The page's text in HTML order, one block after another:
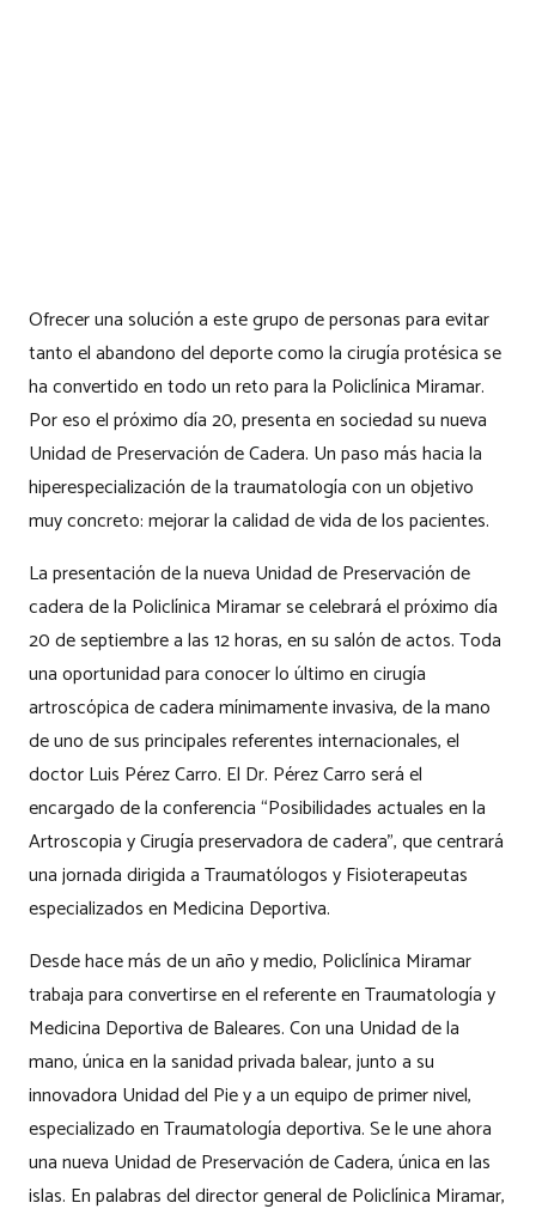
Ofrecer una solución a este grupo de personas para evitar
tanto el abandono del deporte como la cirugía protésica se
ha convertido en todo un reto para la Policlínica Miramar.
Por eso el próximo día 20, presenta en sociedad su nueva
Unidad de Preservación de Cadera. Un paso más hacia la
hiperespecialización de la traumatología con un objetivo
muy concreto: mejorar la calidad de vida de los pacientes.
La presentación de la nueva Unidad de Preservación de
cadera de la Policlínica Miramar se celebrará el próximo día
20 de septiembre a las 12 horas, en su salón de actos. Toda
una oportunidad para conocer lo último en cirugía
artroscópica de cadera mínimamente invasiva, de la mano
de uno de sus principales referentes internacionales, el
doctor Luis Pérez Carro. El Dr. Pérez Carro será el
encargado de la conferencia “Posibilidades actuales en la
Artroscopia y Cirugía preservadora de cadera”, que centrará
una jornada dirigida a Traumatólogos y Fisioterapeutas
especializados en Medicina Deportiva.
Desde hace más de un año y medio, Policlínica Miramar
trabaja para convertirse en el referente en Traumatología y
Medicina Deportiva de Baleares. Con una Unidad de la
mano, única en la sanidad privada balear, junto a su
innovadora Unidad del Pie y a un equipo de primer nivel,
especializado en Traumatología deportiva. Se le une ahora
una nueva Unidad de Preservación de Cadera, única en las
islas. En palabras del director general de Policlínica Miramar,